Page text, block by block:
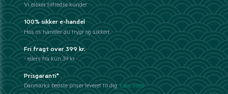
Vi elsker tilfredse kunder
100% sikker e-handel
Hos os handler du trygt og sikkert
Fri fragt over 399 kr.
- ellers fra kun 39 kr.
Prisgaranti*
Danmarks bedste priser leveret til dig.Læs mere